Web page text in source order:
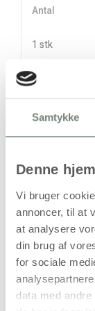
Samtykke
Denne
Vi bruger
annoncer, til at
at analysere
din brug af
for sociale
data med
Antal
1 stk